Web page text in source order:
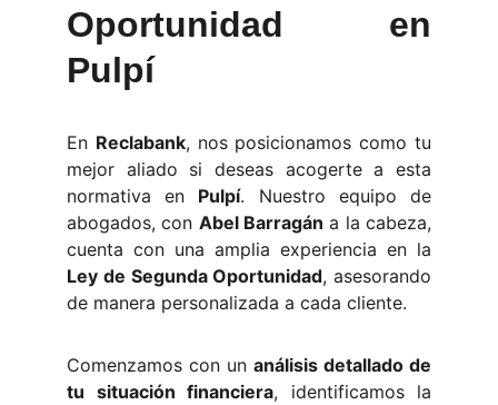
Oportunidad en
Pulpí
En Reclabank, nos posicionamos como tu
mejor aliado si deseas acogerte a esta
normativa en Pulpí. Nuestro equipo de
abogados, con Abel Barragán a la cabeza,
cuenta con una amplia experiencia en la
Ley de Segunda Oportunidad, asesorando
de manera personalizada a cada cliente.
Comenzamos con un análisis detallado de
tu situación financiera, identificamos la